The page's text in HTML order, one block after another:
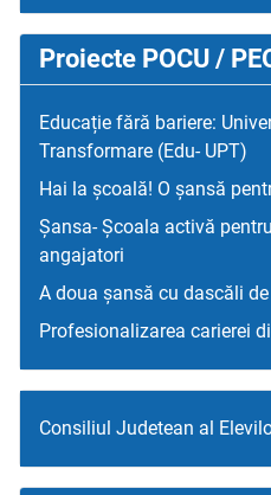
Proiecte POCU /
Educație fără bariere:
Transformare (Edu- UPT)
Hai la școală! O șansă
Șansa- Școala activă
angajatori
A doua șansă cu dascăli
Profesionalizarea carierei
Consiliul Judetean al